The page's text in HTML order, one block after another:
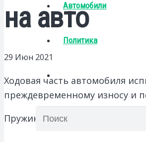
Автомобили
Политика
на авто
29 Июн 2021
Ходовая часть автомобиля
преждевременному износу и
Пружины подвески являются